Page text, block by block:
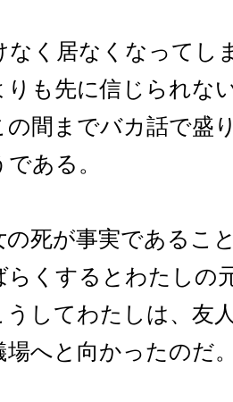
なく居なくなってし
りも先に信じられな
の間までバカ話で盛
ある。
の死が事実であるこ
らくするとわたしの
してわたしは、友
場へと向かったのだ